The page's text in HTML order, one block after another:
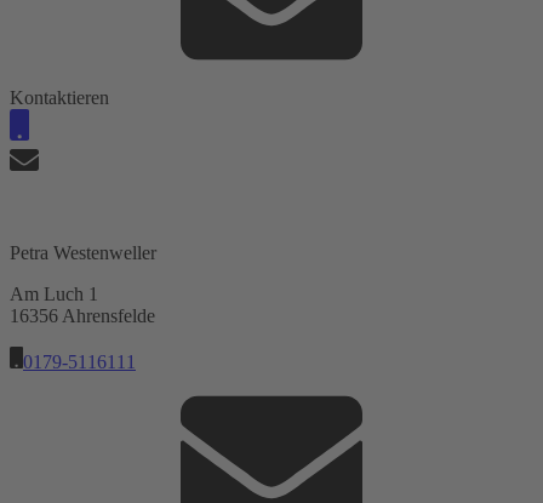
Kontaktieren
Petra Westenweller
Am Luch 1
16356 Ahrensfelde
0179-5116111